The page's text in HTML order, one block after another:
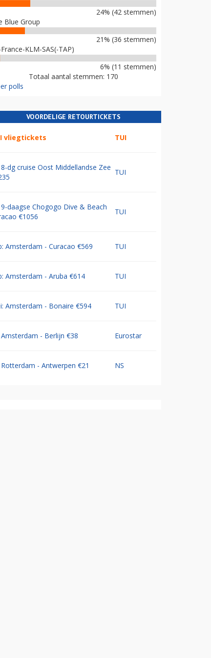
24% (42 stemmen)
Blue Group
21% (36 stemmen)
KLM-SAS(-TAP)
6% (11 stemmen)
Totaal aantal stemmen: 170
polls
VOORDELIGE RETOURTICKETS
vliegtickets TUI
8-dg cruise Oost Middellandse Zee
TUI
9-daagse Chogogo Dive & Beach
€1056
TUI
Amsterdam - Curacao €569 TUI
Amsterdam - Aruba €614 TUI
Amsterdam - Bonaire €594 TUI
Amsterdam - Berlijn €38 Eurostar
Rotterdam - Antwerpen €21 NS